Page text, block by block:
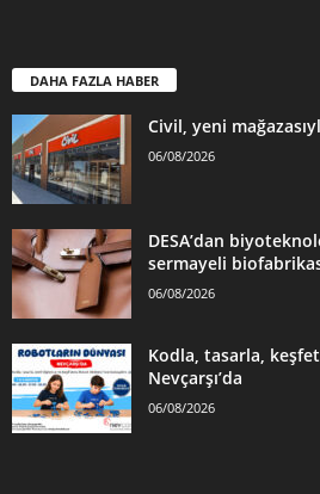
DAHA FAZLA HABER
Civil, yeni
06/08/2026
DESA’dan
sermayeli
06/08/2026
Kodla, tasarla,
Nevçarşı’da
06/08/2026